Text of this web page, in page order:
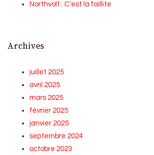
Northvolt : C’est la faillite
Archives
juillet 2025
avril 2025
mars 2025
février 2025
janvier 2025
septembre 2024
octobre 2023